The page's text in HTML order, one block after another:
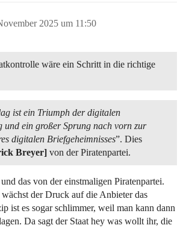
2025 um 11:50
wäre ein Schritt in die richtige
ist ein Triumph der digitalen
und ein großer Sprung nach vorn zur
digitalen Briefgeheimnisses”. Dies
Breyer] von der Piratenpartei.
das von der einstmaligen Piratenpartei.
der Druck auf die Anbieter das
ist es sogar schlimmer, weil man kann dann
Da sagt der Staat hey was wollt ihr, die